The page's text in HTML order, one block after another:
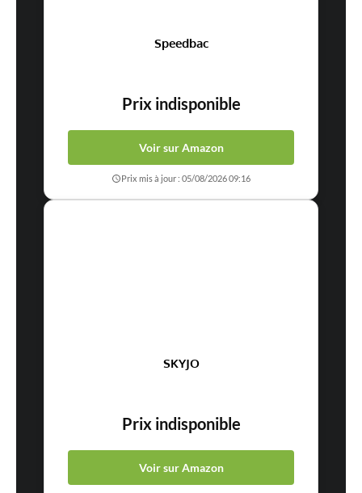
Speedbac
Prix indisponible
Voir sur Amazon
Prix mis à jour : 05/08/2026 09:16
SKYJO
Prix indisponible
Voir sur Amazon